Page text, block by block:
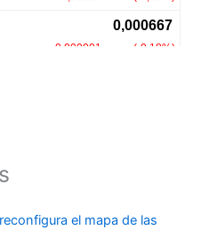
el mapa de las